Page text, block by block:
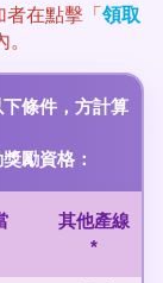
者在點擊「領取
條件，方計算
勵資格：
其他產線
*